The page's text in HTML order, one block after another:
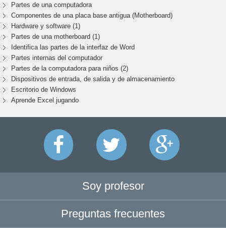
Partes de una computadora
Componentes de una placa base antigua (Motherboard)
Hardware y software (1)
Partes de una motherboard (1)
Identifica las partes de la interfaz de Word
Partes internas del computador
Partes de la computadora para niños (2)
Dispositivos de entrada, de salida y de almacenamiento
Escritorio de Windows
Aprende Excel jugando
Soy profesor
Preguntas frecuentes